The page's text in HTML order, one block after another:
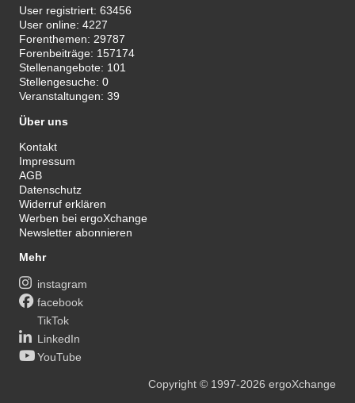
User registriert:63456
User online:4227
Forenthemen: 29787
Forenbeiträge: 157174
Stellenangebote: 101
Stellengesuche:0
Veranstaltungen:39
Über uns
Kontakt
Impressum
AGB
Datenschutz
Widerruf erklären
Werben bei ergoXchange
Newsletter abonnieren
Mehr
instagram
facebook
TikTok
LinkedIn
YouTube
Copyright© 1997-2026 ergoXchange